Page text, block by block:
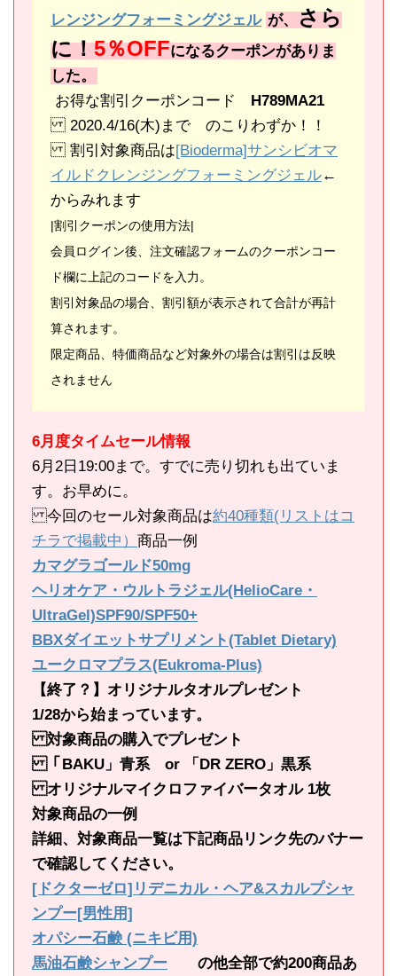
レンジングフォーミングジェル が、 さら
に！5％OFFになるクーポンがありま
した。
お得な割引クーポンコード H789MA21
2020.4/16(木)まで のこりわずか！！
割引対象商品は[Bioderma]サンシビオマ
イルドクレンジングフォーミングジェル←
からみれます
|割引クーポンの使用方法|
会員ログイン後、注文確認フォームのクーポンコー
ド欄に上記のコードを入力。
割引対象品の場合、割引額が表示されて合計が再計
算されます。
限定商品、特価商品など対象外の場合は割引は反映
されません
6月度タイムセール情報
6月2日19:00まで。すでに売り切れも出ていま
す。お早めに。
今回のセール対象商品は約40種類(リストはコ
チラで掲載中） 商品一例
カマグラゴールド50mg
ヘリオケア・ウルトラジェル(HelioCare・
UltraGel)SPF90/SPF50+
BBXダイエットサプリメント(Tablet Dietary)
ユークロマプラス(Eukroma-Plus)
【終了？】オリジナルタオルプレゼント
1/28から始まっています。
対象商品の購入でプレゼント
「BAKU」青系 or 「DR ZERO」黒系
オリジナルマイクロファイバータオル 1枚
対象商品の一例
詳細、対象商品一覧は下記商品リンク先のバナー
で確認してください。
[ドクターゼロ]リデニカル・ヘア&スカルプシャ
ンプー[男性用]
オパシー石鹸 (ニキビ用)
馬油石鹸シャンプー の他全部で約200商品あ